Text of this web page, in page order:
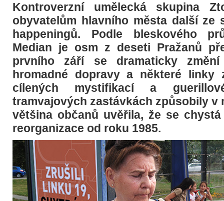
Kontroverzní umělecká skupina
obyvatelům hlavního města další ze
happeningů. Podle bleskového
Median je osm z deseti Pražanů
prvního září se dramaticky
hromadné dopravy a některé linky
cílených mystifikací a
tramvajových zastávkách způsobily v
většina občanů uvěřila, že se
reorganizace od roku 1985.